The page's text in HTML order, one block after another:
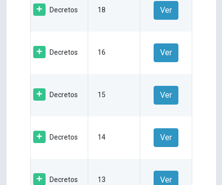
Decretos 18 Ver
Decretos 16 Ver
Decretos 15 Ver
Decretos 14 Ver
Decretos 13 Ver